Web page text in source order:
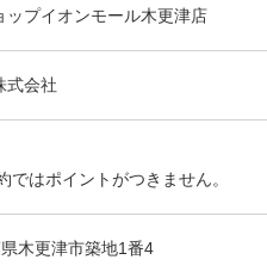
ップイオンモール木更津店
式会社
はポイントがつきません。
木更津市築地1番4